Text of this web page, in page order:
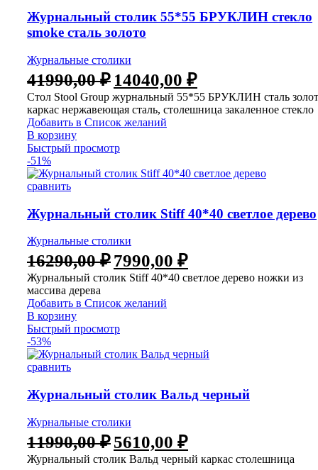
Журнальный столик 55*55 БРУКЛИН стекло
smoke сталь золото
Журнальные столики
41990,00₽ 14040,00 ₽
Стол Stool Group журнальный 55*55 БРУКЛИН сталь
каркас нержавеющая сталь, столешница закаленное стекло
Добавить в Список желаний
В корзину
Быстрый просмотр
-51%
сравнить
Журнальный столик Stiff 40*40 светлое дерево
Журнальные столики
16290,00₽7990,00 ₽
Журнальный столик Stiff 40*40 светлое дерево ножки из
массива дерева
Добавить в Список желаний
В корзину
Быстрый просмотр
-53%
сравнить
Журнальный столик Вальд черный
Журнальные столики
11990,00₽5610,00 ₽
Журнальный столик Вальд черный каркас столешница